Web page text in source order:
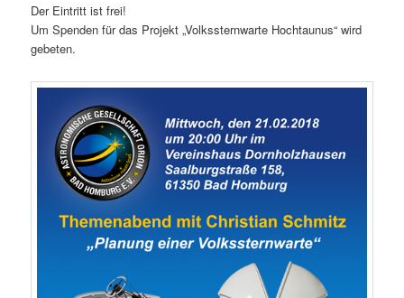
Der Eintritt ist frei!
Um Spenden für das Projekt „Volkssternwarte Hochtaunus“ wird
gebeten.